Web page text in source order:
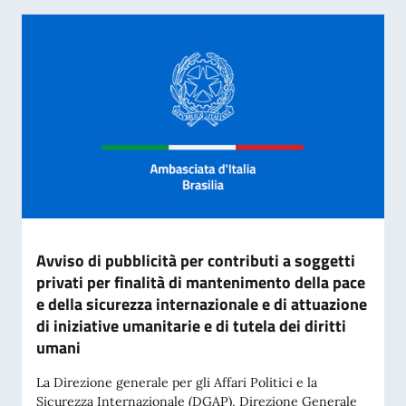
Avviso di pubblicità per contributi a soggetti
privati per finalità di mantenimento della pace
e della sicurezza internazionale e di attuazione
di iniziative umanitarie e di tutela dei diritti
umani
La Direzione generale per gli Affari Politici e la
Sicurezza Internazionale (DGAP), Direzione Generale